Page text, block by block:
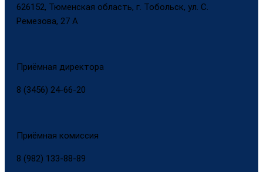
626152, Тюменская область, г. Тобольск, ул. С.
Ремезова, 27 А
Приёмная директора
8 (3456) 24-66-20
Приёмная комиссия
8 (982) 133-88-89